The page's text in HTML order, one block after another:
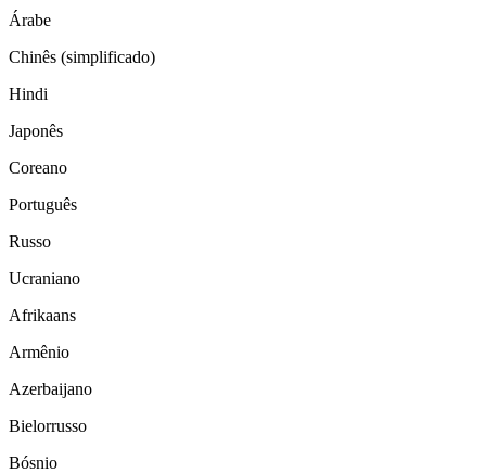
Árabe
Chinês (simplificado)
Hindi
Japonês
Coreano
Português
Russo
Ucraniano
Afrikaans
Armênio
Azerbaijano
Bielorrusso
Bósnio